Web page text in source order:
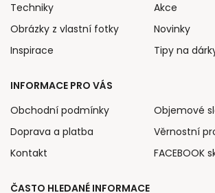
Techniky
Obrázky z vlastní fotky
Inspirace
Akce
Novinky
Tipy na
INFORMACE PRO VÁS
Obchodní podmínky
Doprava a platba
Kontakt
Objemové
Věrnostní
FACEBOOK
ČASTO HLEDANÉ INFORMACE